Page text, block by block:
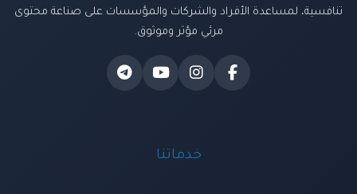
تنافسية، لمساعدة الأفراد والشركات والمؤسسات على صناعة محتوى
مرئي مؤثر وموثوق.
خدماتنا